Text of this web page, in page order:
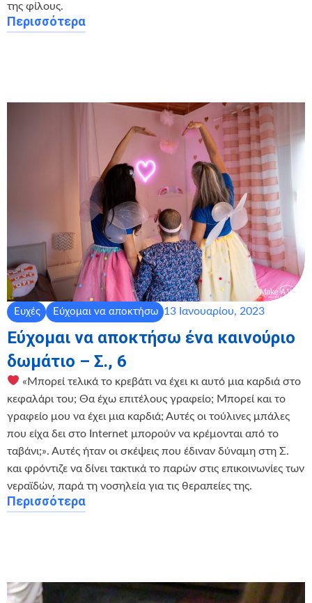
της φίλους.
Περισσότερα
Ευχές Εύχομαι να αποκτήσω 13 Ιανουαρίου, 2023
Εύχομαι να αποκτήσω ένα καινούριο
δωμάτιο – Σ., 6
«Μπορεί τελικά το κρεβάτι να έχει κι αυτό μια καρδιά στο
κεφαλάρι του; Θα έχω επιτέλους γραφείο; Μπορεί και το
γραφείο μου να έχει μια καρδιά; Αυτές οι τούλινες μπάλες
που είχα δει στο Internet μπορούν να κρέμονται από το
ταβάνι;». Αυτές ήταν οι σκέψεις που έδιναν δύναμη στη Σ.
και φρόντιζε να δίνει τακτικά το παρών στις επικοινωνίες των
νεραϊδών, παρά τη νοσηλεία για τις θεραπείες της.
Περισσότερα